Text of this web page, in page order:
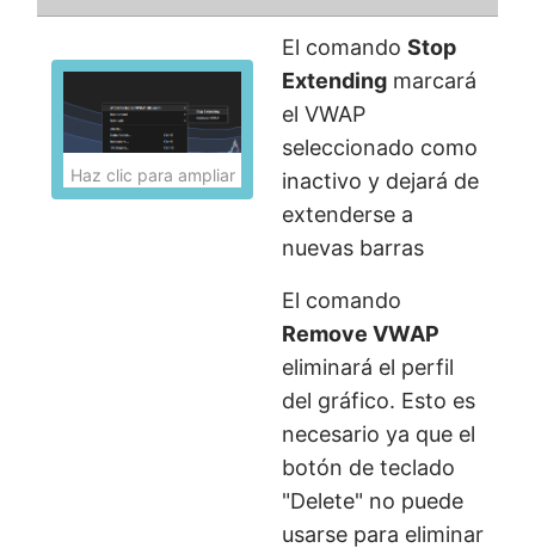
Haz clic para ampliar
El comando Stop
Extending marcará
el VWAP
seleccionado como
inactivo y dejará de
extenderse a
nuevas barras
El comando
Remove VWAP
eliminará el perfil
del gráfico. Esto es
necesario ya que el
botón de teclado
"Delete" no puede
usarse para eliminar